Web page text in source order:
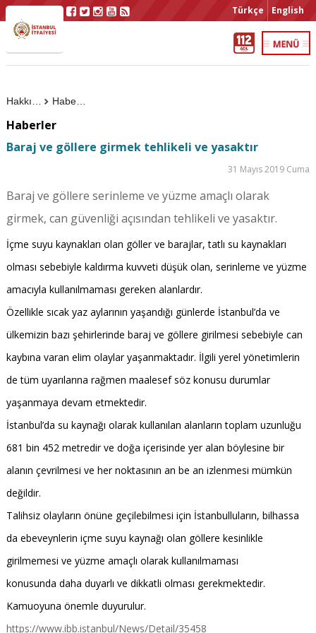
Türkçe English
Haberler
Haberler
Baraj ve göllere girmek tehlikeli ve yasaktır
31 Mayıs 2019 Cuma
Baraj ve göllere serinleme ve yüzme amaçlı olarak
girmek, can güvenliği açısından tehlikeli ve yasaktır.
İçme suyu kaynakları olan göller ve barajlar, tatlı su kaynakları
olması sebebiyle kaldırma kuvveti düşük olan, serinleme ve yüzme
amacıyla kullanılmaması gereken alanlardır.
Özellikle sıcak yaz aylarının yaşandığı günlerde İstanbul’da ve
ülkemizin bazı şehirlerinde baraj ve göllere girilmesi sebebiyle can
kaybına varan elim olaylar yaşanmaktadır. İlgili yerel yönetimlerin
de tüm uyarılarına rağmen maalesef söz konusu durumlar
yaşanmaya devam etmektedir.
İstanbul’da su kaynağı olarak kullanılan alanların toplam uzunluğu
681 bin 452 metredir ve doğa içerisinde yer alan böylesine bir
alanın çevrilmesi ve her noktasının an be an izlenmesi mümkün
değildir.
Talihsiz olayların önüne geçilebilmesi için İstanbulluların, bilhassa
da ebeveynlerin içme suyu kaynağı olan göllere kesinlikle
girilmemesi ve yüzme amaçlı olarak kullanılmaması
konusunda daha duyarlı ve dikkatli olması gerekmektedir.
Kamuoyuna önemle duyurulur.
https://www.ibb.istanbul/News/Detail/35458